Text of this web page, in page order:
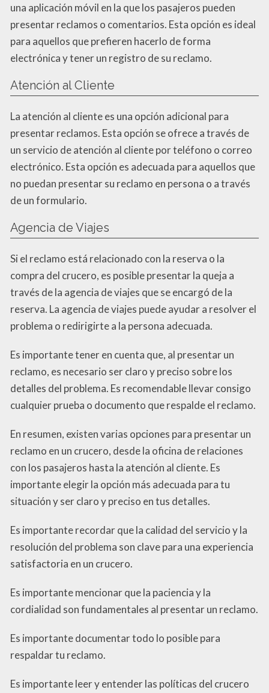
una aplicación móvil en la que los pasajeros pueden
presentar reclamos o comentarios. Esta opción es ideal
para aquellos que prefieren hacerlo de forma
electrónica y tener un registro de su reclamo.
Atención al Cliente
La atención al cliente es una opción adicional para
presentar reclamos. Esta opción se ofrece a través de
un servicio de atención al cliente por teléfono o correo
electrónico. Esta opción es adecuada para aquellos que
no puedan presentar su reclamo en persona o a través
de un formulario.
Agencia de Viajes
Si el reclamo está relacionado con la reserva o la
compra del crucero, es posible presentar la queja a
través de la agencia de viajes que se encargó de la
reserva. La agencia de viajes puede ayudar a resolver el
problema o redirigirte a la persona adecuada.
Es importante tener en cuenta que, al presentar un
reclamo, es necesario ser claro y preciso sobre los
detalles del problema. Es recomendable llevar consigo
cualquier prueba o documento que respalde el reclamo.
En resumen, existen varias opciones para presentar un
reclamo en un crucero, desde la oficina de relaciones
con los pasajeros hasta la atención al cliente. Es
importante elegir la opción más adecuada para tu
situación y ser claro y preciso en tus detalles.
Es importante recordar que la calidad del servicio y la
resolución del problema son clave para una experiencia
satisfactoria en un crucero.
Es importante mencionar que la paciencia y la
cordialidad son fundamentales al presentar un reclamo.
Es importante documentar todo lo posible para
respaldar tu reclamo.
Es importante leer y entender las políticas del crucero